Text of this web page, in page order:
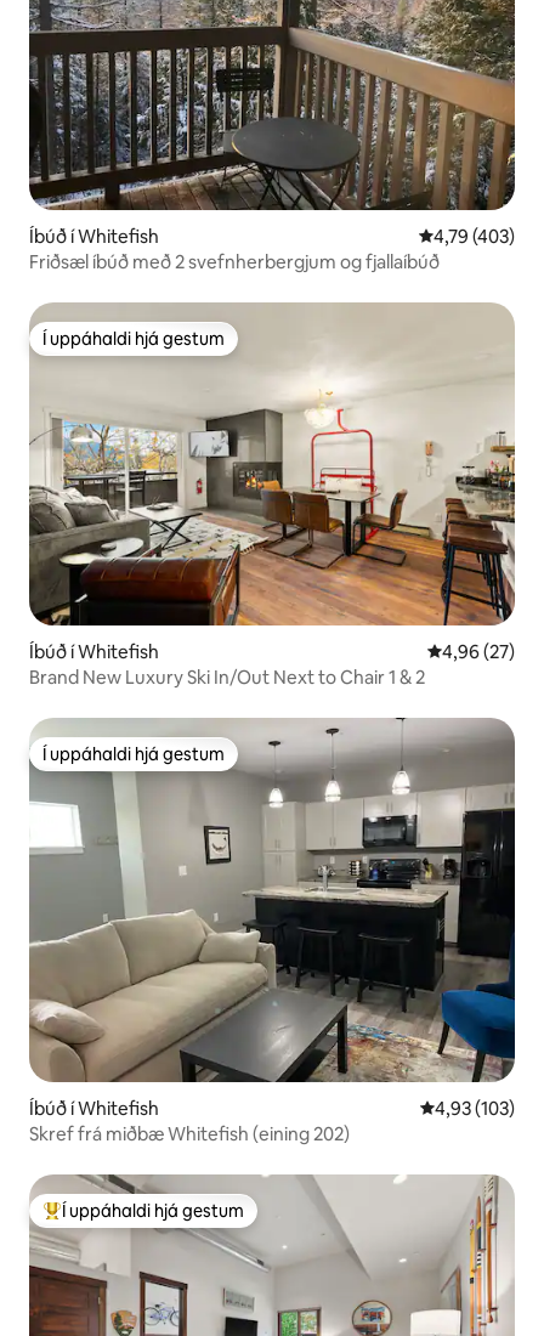
Íbúð í Whitefish 4,79 af 5 í
4,79 (403)
Friðsæl íbúð með 2 svefnherbergjum og fjallaíbúð
Í uppáhaldi hjá gestum
Í uppáhaldi hjá gestum
Íbúð í Whitefish 4,96 af 5 í
4,96 (27)
Brand New Luxury Ski In/Out Next to Chair 1 & 2
Í uppáhaldi hjá gestum
Í uppáhaldi hjá gestum
Íbúð í Whitefish 4,93 af 5 í
4,93 (103)
Skref frá miðbæ Whitefish (eining 202)
Í mestu uppáhaldi hjá gestum
Í uppáhaldi hjá gestum